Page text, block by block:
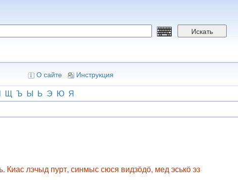
Искать
О сайте Инструкция
Щ Ъ Ы Ь Э Ю Я
Киас лэчыд пурт, синмыс сюся видзӧдӧ, мед эськӧ эз